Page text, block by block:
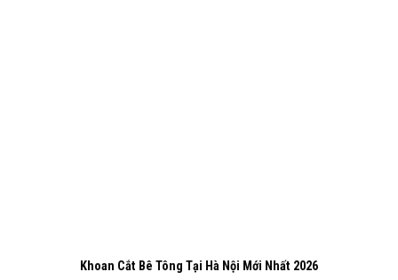
Khoan Cắt Bê Tông Tại Hà Nội Mới Nhất 2026